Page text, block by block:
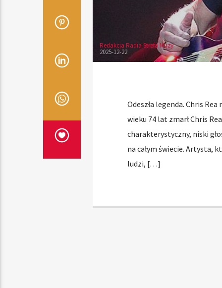
Redakcja Radia Strefa Muzy
2025-12-22
Odeszła legenda. Chris Rea
wieku 74 lat zmarł Chris
charakterystyczny, niski
na całym świecie. Artysta,
ludzi, […]